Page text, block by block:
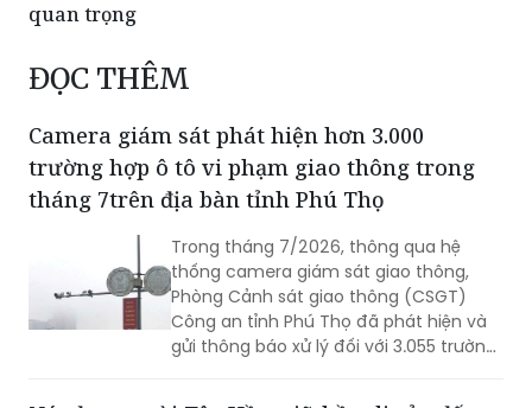
quan trọng
ĐỌC THÊM
Camera giám sát phát hiện hơn 3.000
trường hợp ô tô vi phạm giao thông trong
tháng 7trên địa bàn tỉnh Phú Thọ
Trong tháng 7/2026, thông qua hệ
thống camera giám sát giao thông,
Phòng Cảnh sát giao thông (CSGT)
Công an tỉnh Phú Thọ đã phát hiện và
gửi thông báo xử lý đối với 3.055 trường